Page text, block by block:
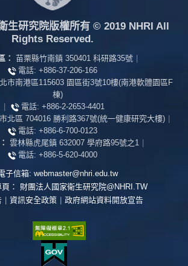
生研究院版權所有 © 2019 NHRI All
Rights Reserved.
： 苗栗縣竹南鎮 350401 科研路35號
電話: +886-37-206-166
市南港區115603 園區街3號10樓(南港軟體園區F
棟)
電話: +886-2-2653-4401
北區 704016 勝利路367號(統一健康研究大樓)
電話: +886-6-700-0123
雲林縣虎尾鎮 632007 學府路95號之1
電話: +886-5-620-4000
子信箱: webmaster@nhri.edu.tw
：
財團法人國家衛生研究院@NHRI.TW
資訊安全政策 政府網站資料開放宣告